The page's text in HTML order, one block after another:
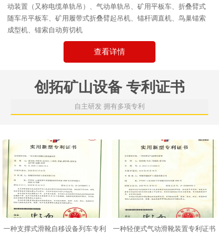
动装置（又称电缆单轨吊）、气动单轨吊、矿用平板车、折叠臂式
随车吊平板车、矿用履带式折叠臂起吊机、锚杆调直机、鸟巢锚索
成型机、锚索自动剪切机
查看详情
创拓矿山设备 专利证书
自主研发 拥有多项专利
一种支撑式滑靴自移设备列车专利
一种轻便式气动滑靴装置专利证书